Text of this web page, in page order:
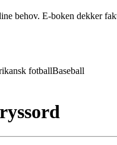
behov. E-boken dekker
fotballBaseball